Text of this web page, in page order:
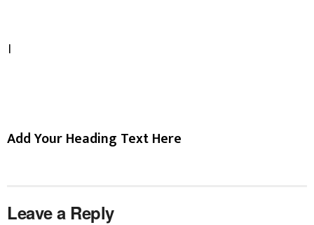
।
Add Your Heading Text Here
Leave a Reply